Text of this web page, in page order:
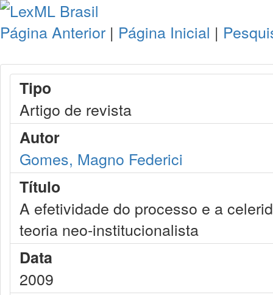
Página Anterior | Página Inicial |
Tipo
Artigo de revista
Autor
Gomes, Magno Federici
Título
A efetividade do processo e a
teoria neo-institucionalista
Data
2009